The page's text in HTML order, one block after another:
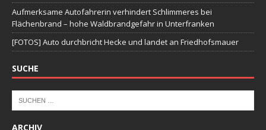
Aufmerksame Autofahrerin verhindert Schlimmeres bei
Flächenbrand – hohe Waldbrandgefahr in Unterfranken
[FOTOS] Auto durchbricht Hecke und landet an Friedhofsmauer
SUCHE
ARCHIV